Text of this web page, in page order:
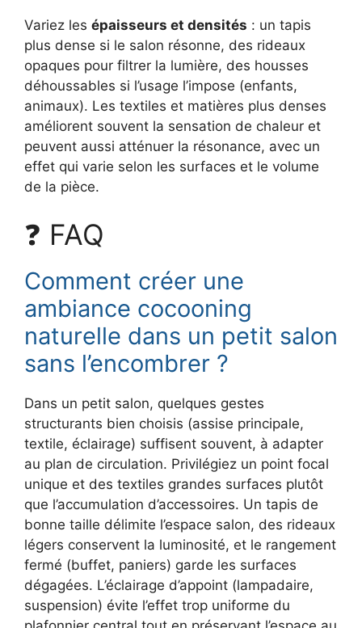
Variez les épaisseurs et densités : un tapis
plus dense si le salon résonne, des rideaux
opaques pour filtrer la lumière, des housses
déhoussables si l’usage l’impose (enfants,
animaux). Les textiles et matières plus denses
améliorent souvent la sensation de chaleur et
peuvent aussi atténuer la résonance, avec un
effet qui varie selon les surfaces et le volume
de la pièce.
❓ FAQ
Comment créer une
ambiance cocooning
naturelle dans un petit salon
sans l’encombrer ?
Dans un petit salon, quelques gestes
structurants bien choisis (assise principale,
textile, éclairage) suffisent souvent, à adapter
au plan de circulation. Privilégiez un point focal
unique et des textiles grandes surfaces plutôt
que l’accumulation d’accessoires. Un tapis de
bonne taille délimite l’espace salon, des rideaux
légers conservent la luminosité, et le rangement
fermé (buffet, paniers) garde les surfaces
dégagées. L’éclairage d’appoint (lampadaire,
suspension) évite l’effet trop uniforme du